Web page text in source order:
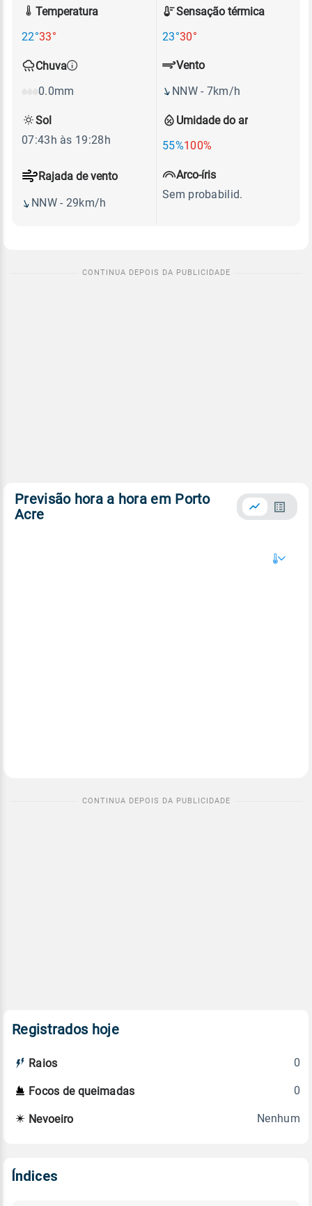
Temperatura
22°33°
Sensação térmica
23°30°
Chuva
0.0mm
Umidade do ar
55%100%
Vento
NNW - 7km/h
Rajada de vento
NNW - 29km/h
Sol
07:43h às 19:28h
Arco-íris
Sem probabilid.
Previsão hora a hora em Porto
Acre
Registrados hoje
Raios 0
Focos de queimadas 0
Nevoeiro Nenhum
Índices